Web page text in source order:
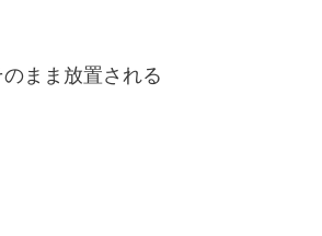
まま放置される